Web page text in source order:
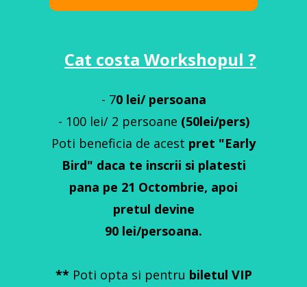
Cat costa Workshopul ?
- 70 lei/ persoana
- 100 lei/ 2 persoane (50lei/pers)
Poti beneficia de acest pret "Early
Bird" daca te inscrii si platesti
pana pe 21 Octombrie, apoi
pretul devine
90 lei/persoana.
**Poti opta si pentru biletul VIP